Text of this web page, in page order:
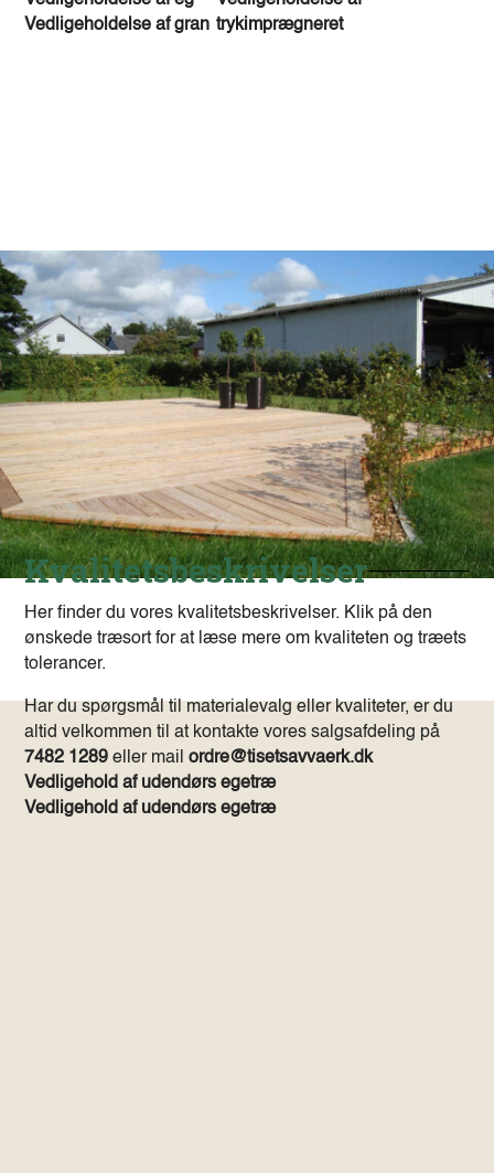
Vedligeholdelse af gran trykimprægneret
Kvalitetsbeskrivelser
Her finder du vores kvalitetsbeskrivelser. Klik på den
ønskede træsort for at læse mere om kvaliteten og træets
tolerancer.
Har du spørgsmål til materialevalg eller kvaliteter, er du
altid velkommen til at kontakte vores salgsafdeling på
7482 1289 eller mailordre@tisetsavvaerk.dk
Vedligehold af udendørs egetræ
Vedligehold af udendørs egetræ